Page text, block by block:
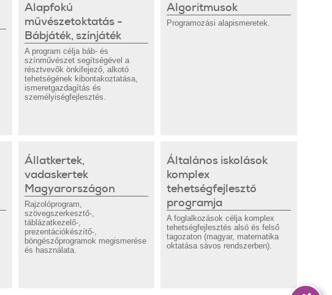
Alapfokú
művészetoktatás -
Bábjáték, színjáték
A program célja báb- és
színművészet segítségével a
résztvevők önkifejező, alkotó
tehetségének kibontakoztatása,
ismeretgazdagítás és
személyiségfejlesztés.
Algoritmusok
Programozási alapismeretek.
Állatkertek,
vadaskertek
Magyarországon
Rajzolóprogram,
szövegszerkesztő-,
táblázatkezelő-,
prezentációkészítő-,
böngészőprogramok megismerése
és használata.
Általános iskolások
komplex
tehetségfejlesztő
programja
A foglalkozások célja komplex
tehetségfejlesztés alsó és felső
tagozaton (magyar, matematika
oktatása sávos rendszerben).